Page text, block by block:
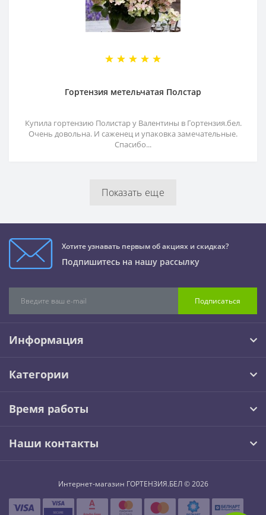
Гортензия метельчатая Полстар
Купила гортензию Полистар у Валентины в Гортензия.бел.
Очень довольна. И саженец и упаковка замечательные.
Спасибо...
Показать еще
Хотите узнавать первым об акциях и скидках?
Подпишитесь на нашу рассылку
Подписаться
Информация
Категории
Время работы
Наши контакты
Интернет-магазин ГОРТЕНЗИЯ.БЕЛ © 2026